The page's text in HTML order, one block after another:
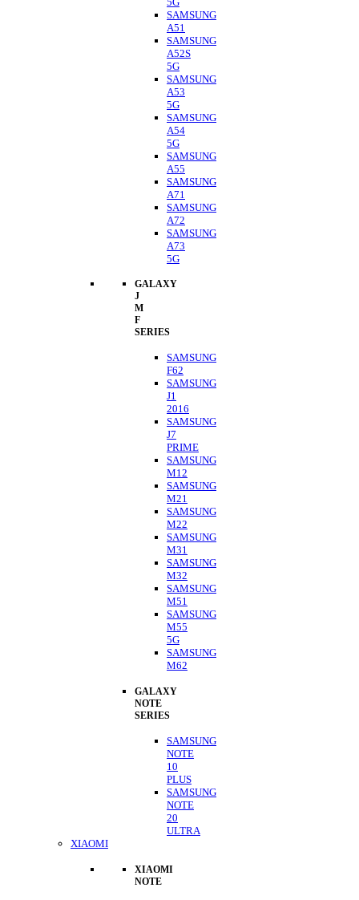
SAMSUNG
A51
SAMSUNG
A52S
5G
SAMSUNG
A53
5G
SAMSUNG
A54
5G
SAMSUNG
A55
SAMSUNG
A71
SAMSUNG
A72
SAMSUNG
A73
5G
GALAXY
J
M
F
SERIES
SAMSUNG
F62
SAMSUNG
J1
2016
SAMSUNG
J7
PRIME
SAMSUNG
M12
SAMSUNG
M21
SAMSUNG
M22
SAMSUNG
M31
SAMSUNG
M32
SAMSUNG
M51
SAMSUNG
M55
5G
SAMSUNG
M62
GALAXY
NOTE
SERIES
SAMSUNG
NOTE
10
PLUS
SAMSUNG
NOTE
20
ULTRA
XIAOMI
XIAOMI
NOTE